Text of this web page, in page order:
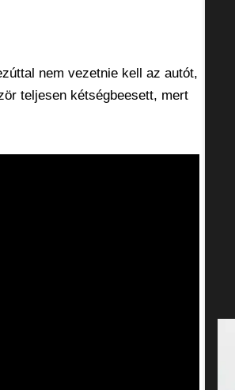
nem vezetnie kell az autót,
teljesen kétségbeesett, mert